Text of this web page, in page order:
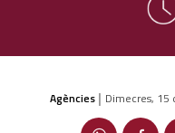
Agències | Dimecres, 15